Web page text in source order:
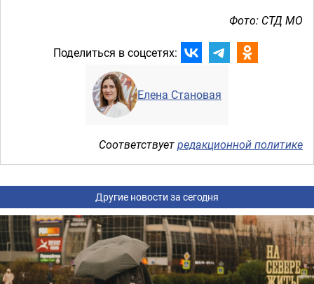
Фото: СТД МО
Поделиться в соцсетях:
Елена Становая
Соответствуетредакционной политике
Другие новости за сегодня